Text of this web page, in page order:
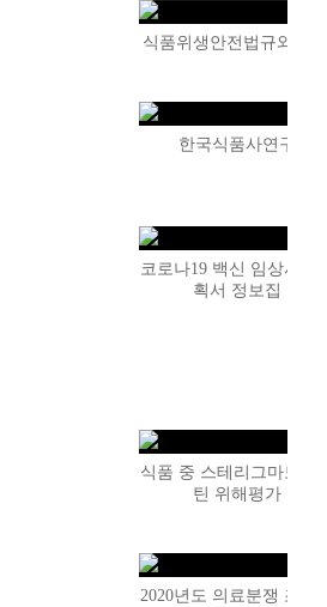
식품위생안전법규와 제도
한국식품사연구
코로나19 백신 임상시험계
획서 정보집
식품 중 스테리그마토시스
틴 위해평가
2020년도 의료분쟁 조정중